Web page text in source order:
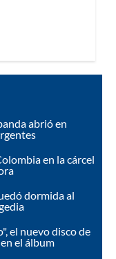
abrió en
en la cárcel
dormida al
el nuevo disco de
el álbum